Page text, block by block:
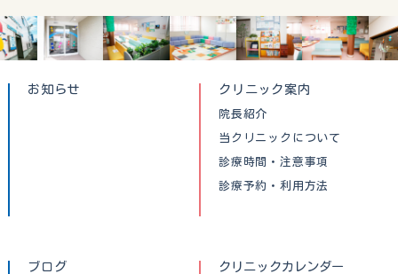
お知らせ クリニック案内
院長紹介
当クリニックについて
診療時間・注意事項
診療予約・利用方法
ブログ クリニックカレンダー